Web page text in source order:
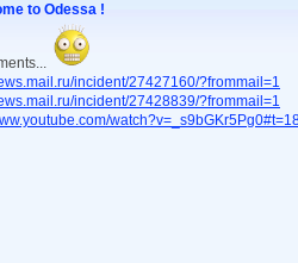
to Odessa !
incident/27427160/?frommail=1
incident/27428839/?frommail=1